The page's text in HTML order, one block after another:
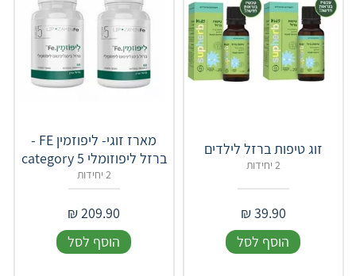
זוג טיפות ברזל לילדים
2 יחידות
39.90
₪
הוסף לסל
מארז זוגי- ליפוזמין FE -
ברזל ליפוזומלי category 5
2 יחידות
209.90
₪
הוסף לסל